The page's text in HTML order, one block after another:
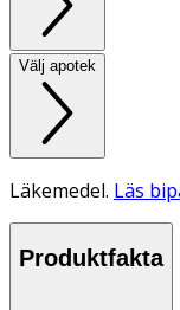
Välj apotek
Läkemedel. Läs
Produktfakta